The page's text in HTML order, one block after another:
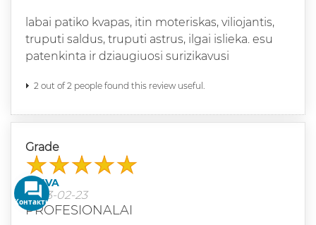
labai patiko kvapas, itin moteriskas, viliojantis,
truputi saldus, truputi astrus, ilgai islieka. esu
patenkinta ir dziaugiuosi surizikavusi
2 out of 2 people found this review useful.
Grade
DAIVA
2023-02-23
PROFESIONALAI